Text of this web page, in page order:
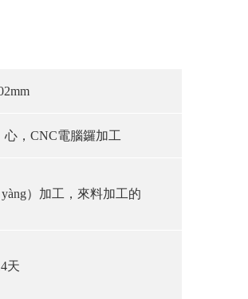
心，CNC電腦鑼加工
）加工，來料加工的
天